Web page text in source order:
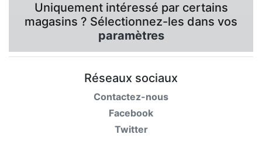
Uniquement intéressé par certains
magasins ? Sélectionnez-les dans vos
paramètres
Réseaux sociaux
Contactez-nous
Facebook
Twitter